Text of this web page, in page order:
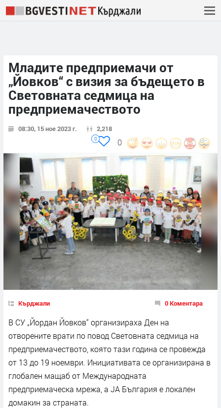
Младите предприемачи от
„Йовков“ с визия за бъдещето в
Световната седмица на
предприемачеството
08:30, 15 ное 2023 г. 2,218
0
0
Кърджали 0 Коментара
В СУ „Йордан Йовков“ организираха Ден на
отворените врати по повод Световната седмица на
предприемачеството, която тази година се провежда
от 13 до 19 ноември. Инициативата се организирана в
глобален мащаб от Международната
предприемаческа мрежа, а JA България е локален
домакин за страната.